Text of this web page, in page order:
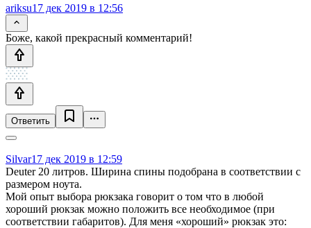
ariksu17 дек 2019 в 12:56
Боже, какой прекрасный комментарий!
Ответить
Silvar17 дек 2019 в 12:59
Deuter 20 литров. Ширина спины подобрана в соответствии с
размером ноута.
Мой опыт выбора рюкзака говорит о том что в любой
хороший рюкзак можно положить все необходимое (при
соответствии габаритов). Для меня «хороший» рюкзак это: